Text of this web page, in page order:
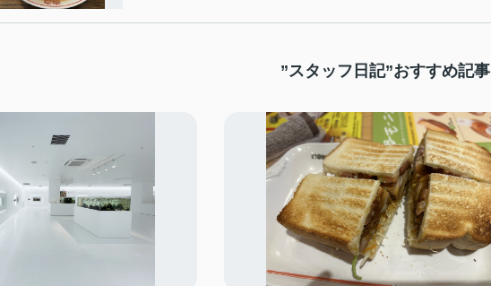
”スタッフ日記”おすすめ記事